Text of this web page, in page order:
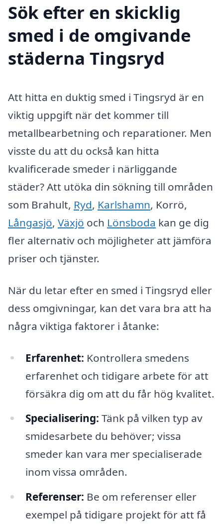
Sök efter en skicklig
smed i de omgivande
städerna Tingsryd
Att hitta en duktig smed i Tingsryd är en
viktig uppgift när det kommer till
metallbearbetning och reparationer. Men
visste du att du också kan hitta
kvalificerade smeder i närliggande
städer? Att utöka din sökning till områden
som Brahult, Ryd, Karlshamn, Korrö,
Långasjö, Växjö och Lönsboda kan ge dig
fler alternativ och möjligheter att jämföra
priser och tjänster.
När du letar efter en smed i Tingsryd eller
dess omgivningar, kan det vara bra att ha
några viktiga faktorer i åtanke:
Erfarenhet: Kontrollera smedens
erfarenhet och tidigare arbete för att
försäkra dig om att du får hög kvalitet.
Specialisering: Tänk på vilken typ av
smidesarbete du behöver; vissa
smeder kan vara mer specialiserade
inom vissa områden.
Referenser: Be om referenser eller
exempel på tidigare projekt för att få